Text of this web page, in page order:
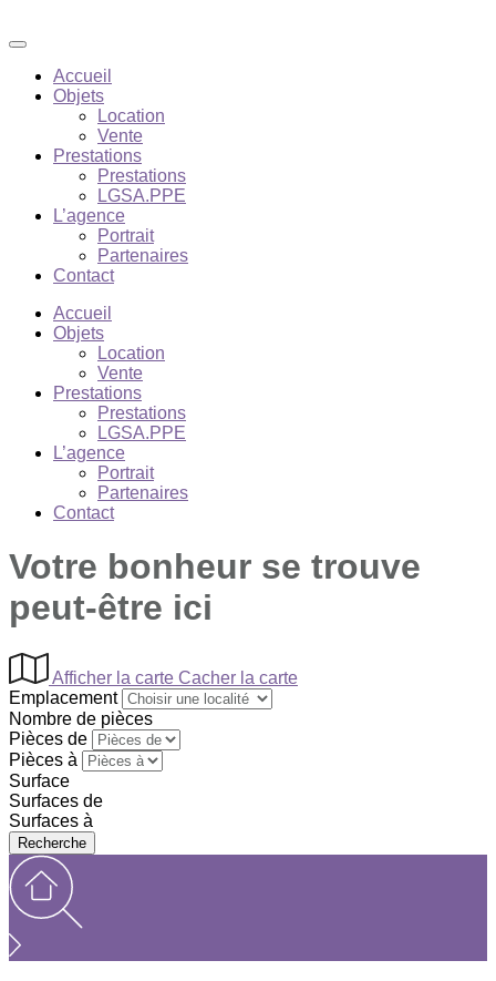
Accueil
Objets
Location
Vente
Prestations
Prestations
LGSA.PPE
L’agence
Portrait
Partenaires
Contact
Accueil
Objets
Location
Vente
Prestations
Prestations
LGSA.PPE
L’agence
Portrait
Partenaires
Contact
Votre bonheur se trouve
peut-être ici
Afficher la carte Cacher la carte
Emplacement
Nombre de pièces
Pièces de
Pièces à
Surface
Surfaces de
Surfaces à